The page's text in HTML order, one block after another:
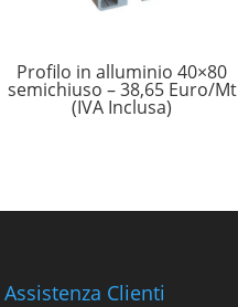
Profilo in alluminio 40×80
semichiuso – 38,65 Euro/Mt
(IVA Inclusa)
Assistenza Clienti